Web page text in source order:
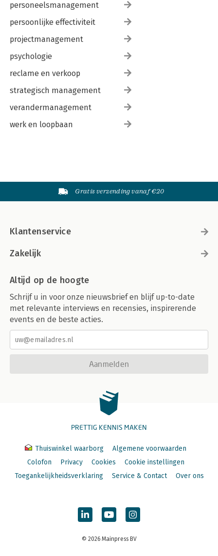
personeelsmanagement
persoonlijke effectiviteit
projectmanagement
psychologie
reclame en verkoop
strategisch management
verandermanagement
werk en loopbaan
Gratis verzending vanaf €20
Klantenservice
Zakelijk
Altijd op de hoogte
Schrijf u in voor onze nieuwsbrief en blijf up-to-date
met relevante interviews en recensies, inspirerende
events en de beste acties.
Aanmelden
PRETTIG KENNIS MAKEN
Thuiswinkel waarborg
Algemene voorwaarden
Colofon
Privacy Cookies
Cookie instellingen
Toegankelijkheidsverklaring
Service & Contact Over ons
© 2026 Mainpress BV